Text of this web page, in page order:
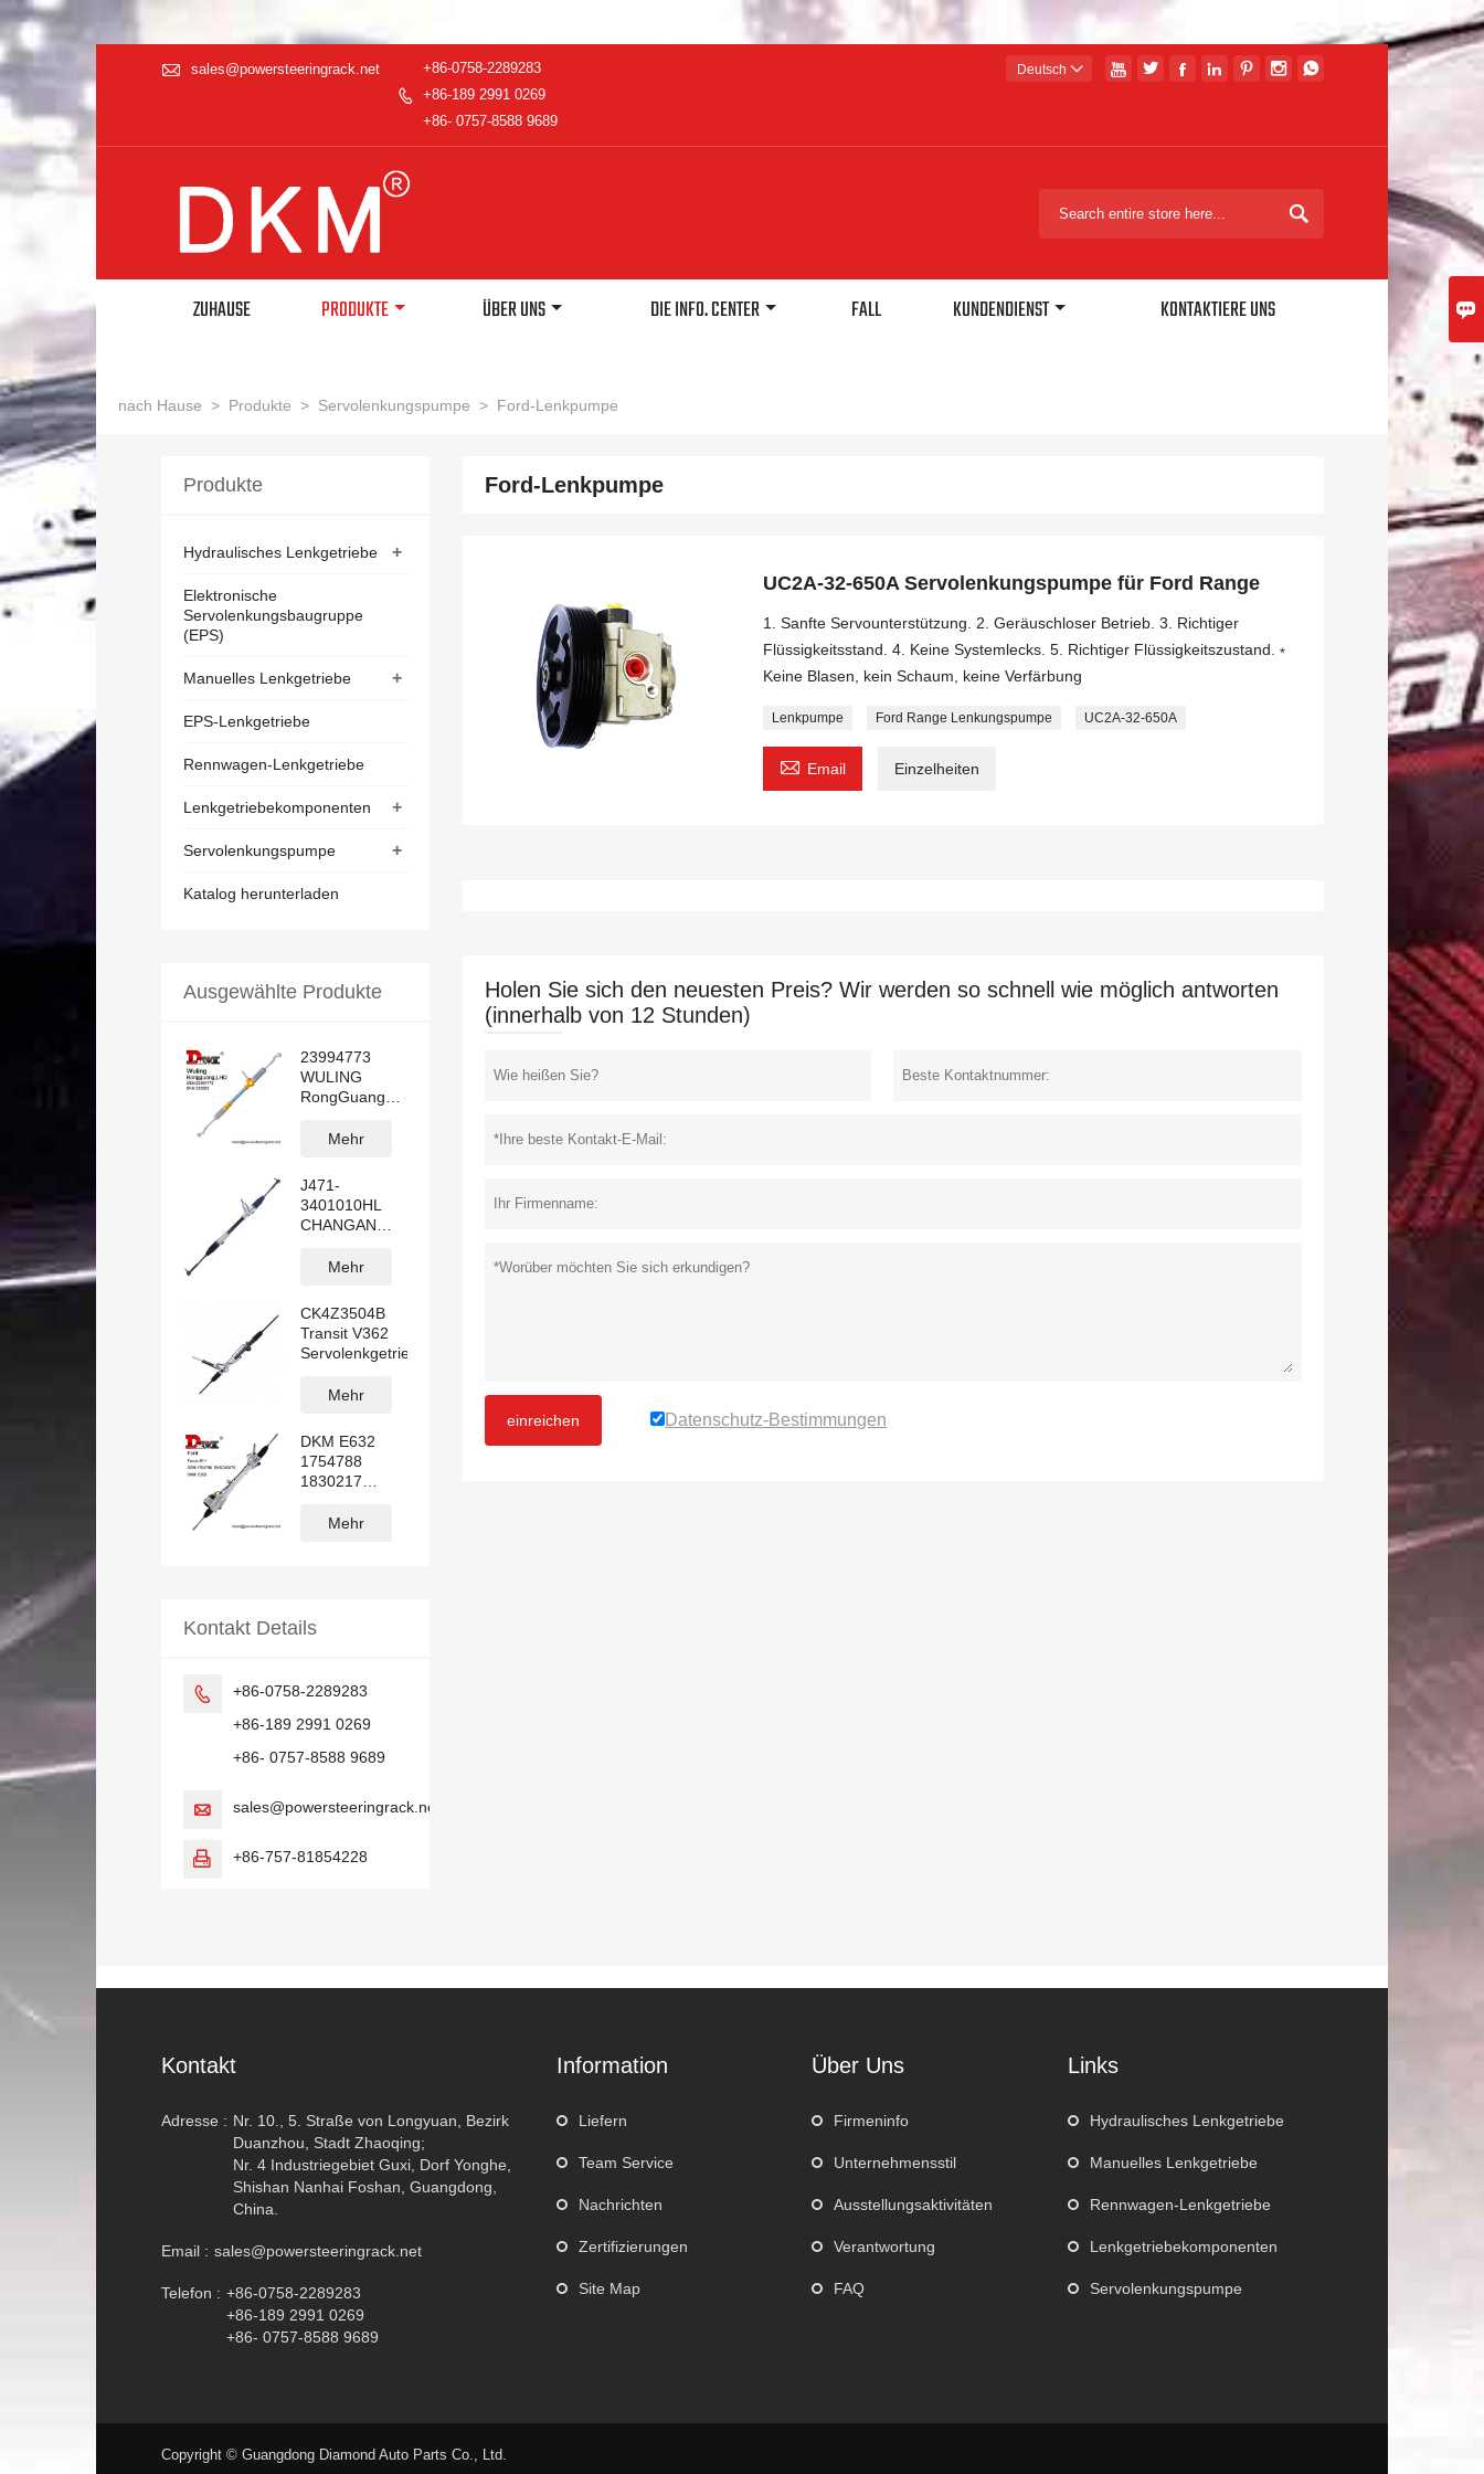

 sales@powersteeringrack.net

+86-0758-2289283
+86-189 2991 0269
+86- 0757-8588 9689
      
Deutsch 

ZUHAUSE PRODUKTE ÜBER UNS DIE INFO. CENTER FALL KUNDENDIENST KONTAKTIERE UNS
nach Hause > Produkte > Servolenkungspumpe > Ford-Lenkpumpe
Ford-Lenkpumpe
UC2A-32-650A Servolenkungspumpe für Ford Range
1. Sanfte Servounterstützung. 2. Geräuschloser Betrieb. 3. Richtiger
Flüssigkeitsstand. 4. Keine Systemlecks. 5. Richtiger Flüssigkeitszustand.﹡
Keine Blasen, kein Schaum, keine Verfärbung
Lenkpumpe Ford Range Lenkungspumpe UC2A-32-650A
 Email Einzelheiten
Holen Sie sich den neuesten Preis? Wir werden so schnell wie möglich antworten
(innerhalb von 12 Stunden)
einreichen Datenschutz-Bestimmungen
Produkte
+
Hydraulisches Lenkgetriebe
Elektronische
Servolenkungsbaugruppe
(EPS)
+
Manuelles Lenkgetriebe
EPS-Lenkgetriebe
Rennwagen-Lenkgetriebe
+
Lenkgetriebekomponenten
+
Servolenkungspumpe
Katalog herunterladen
Ausgewählte Produkte
23994773
WULING
RongGuang
Hydraulische
Rack
Mehr
J471-
3401010HL
CHANGAN
Manuelle
Mehr
CK4Z3504B
Transit V362
Servolenkgetriebe
Mehr
DKM E632
1754788
1830217
Servolenkgetriebe
Mehr
Kontakt Details

+86-0758-2289283
+86-189 2991 0269
+86- 0757-8588 9689
 sales@powersteeringrack.net
 +86-757-81854228
Kontakt
Adresse : Nr. 10., 5. Straße von Longyuan, Bezirk
Duanzhou, Stadt Zhaoqing;
Nr. 4 Industriegebiet Guxi, Dorf Yonghe,
Shishan Nanhai Foshan, Guangdong,
China.
Email : sales@powersteeringrack.net
Telefon : +86-0758-2289283
+86-189 2991 0269
+86- 0757-8588 9689
Information
Liefern
Team Service
Nachrichten
Zertifizierungen
Site Map
Über Uns
Firmeninfo
Unternehmensstil
Ausstellungsaktivitäten
Verantwortung
FAQ
Links
Hydraulisches Lenkgetriebe
Manuelles Lenkgetriebe
Rennwagen-Lenkgetriebe
Lenkgetriebekomponenten
Servolenkungspumpe
Copyright © Guangdong Diamond Auto Parts Co., Ltd.